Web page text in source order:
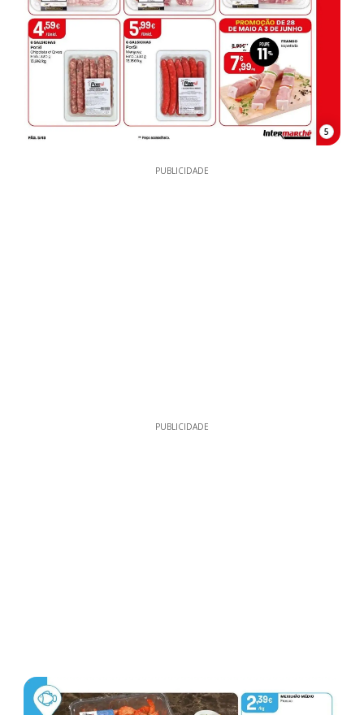
5
PUBLICIDADE
PUBLICIDADE